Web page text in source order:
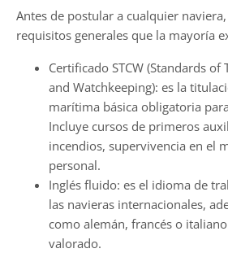
Antes de postular a cualquier
requisitos generales que la mayoría
Certificado STCW (Standards
and Watchkeeping): es la
marítima básica obligatoria
Incluye cursos de primeros
incendios, supervivencia en el
personal.
Inglés fluido: es el idioma de
las navieras internacionales,
como alemán, francés o
valorado.